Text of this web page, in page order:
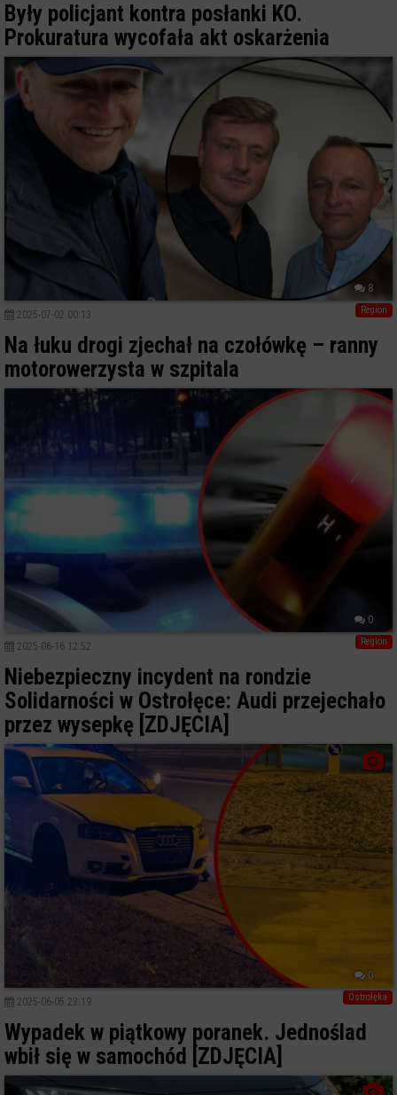
Były policjant kontra posłanki KO.
Prokuratura wycofała akt oskarżenia
8
Region
2025-07-02 00:13
Na łuku drogi zjechał na czołówkę – ranny
motorowerzysta w szpitala
0
Region
2025-06-16 12:52
Niebezpieczny incydent na rondzie
Solidarności w Ostrołęce: Audi przejechało
przez wysepkę [ZDJĘCIA]
0
Ostrołęka
2025-06-05 23:19
Wypadek w piątkowy poranek. Jednoślad
wbił się w samochód [ZDJĘCIA]